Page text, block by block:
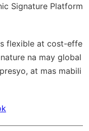
Signature Platform
flexible at cost-effe
na may global
at mas mabili